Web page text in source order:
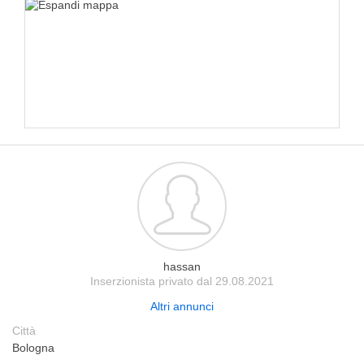
hassan
Inserzionista privato dal 29.08.2021
Altri annunci
Città
Bologna